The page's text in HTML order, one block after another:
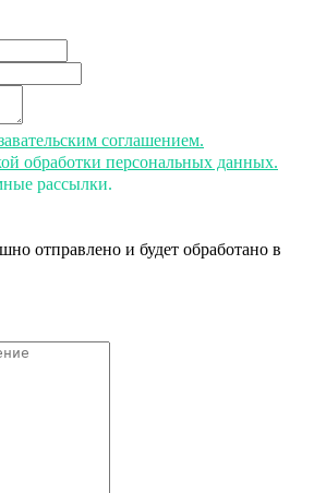
соглашением.
обработки персональных данных.
рассылки.
отправлено и будет обработано в